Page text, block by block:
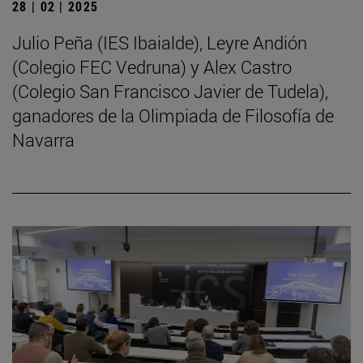
28 | 02 | 2025
Julio Peña (IES Ibaialde), Leyre Andión
(Colegio FEC Vedruna) y Alex Castro
(Colegio San Francisco Javier de Tudela),
ganadores de la Olimpiada de Filosofía de
Navarra